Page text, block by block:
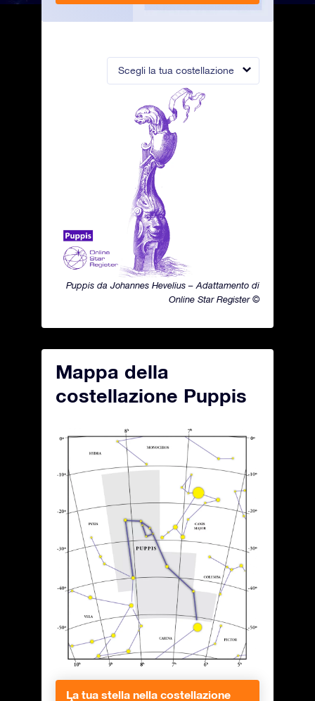
Scegli la tua costellazione
Puppis da Johannes Hevelius – Adattamento di
Online Star Register ©
Mappa della
costellazione Puppis
La tua stella nella costellazione